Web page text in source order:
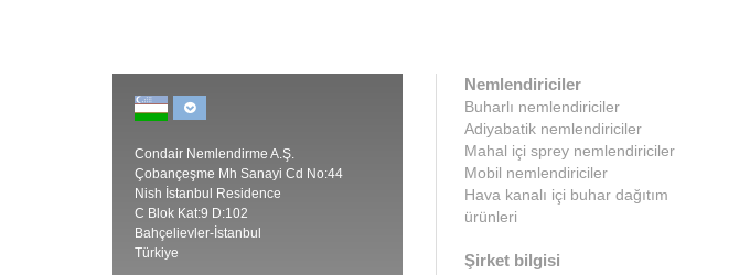
Condair Nemlendirme A.Ş.
Çobançeşme Mh Sanayi Cd No:44
Nish İstanbul Residence
C Blok Kat:9 D:102
Bahçelievler-İstanbul
Türkiye
Nemlendiriciler
Buharlı nemlendiriciler
Adiyabatik nemlendiriciler
Mahal içi sprey nemlendiriciler
Mobil nemlendiriciler
Hava kanalı içi buhar dağıtım
ürünleri
Şirket bilgisi